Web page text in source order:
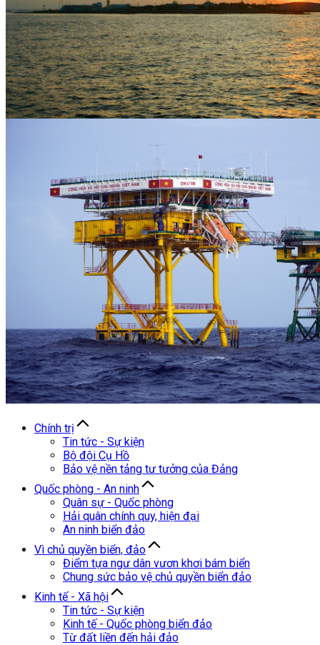
Chính trị
Tin tức - Sự kiện
Bộ đội Cụ Hồ
Bảo vệ nền tảng tư tưởng của Đảng
Quốc phòng - An ninh
Quân sự - Quốc phòng
Hải quân chính quy, hiện đại
An ninh biển đảo
Vì chủ quyền biển, đảo
Điểm tựa ngư dân vươn khơi bám biển
Chung sức bảo vệ chủ quyền biển đảo
Kinh tế - Xã hội
Tin tức - Sự kiện
Kinh tế - Quốc phòng biển đảo
Từ đất liền đến hải đảo